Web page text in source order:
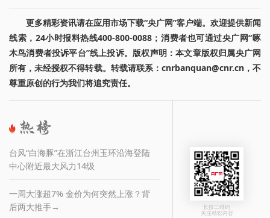
更多精彩资讯请在应用市场下载“央广网”客户端。欢迎提供新闻
线索，24小时报料热线400-800-0088；消费者也可通过央广网“啄
木鸟消费者投诉平台”线上投诉。版权声明：本文章版权归属央广网
所有，未经授权不得转载。转载请联系：cnrbanquan@cnr.cn，不
尊重原创的行为我们将追究责任。
台风“白海豚”在浙江台州玉环沿海登陆
中心附近最大风力14级
一周大涨超7% 金价为何突然上涨？背
后两大推手→
长按二维码
关注精彩内容